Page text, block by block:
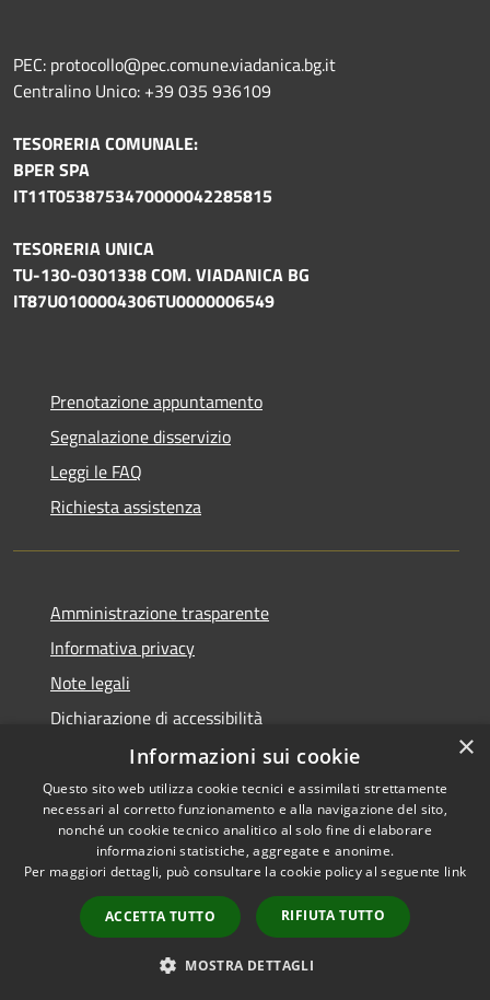
PEC: protocollo@pec.comune.viadanica.bg.it
Centralino Unico: +39 035 936109
TESORERIA COMUNALE:
BPER SPA
IT11T0538753470000042285815
TESORERIA UNICA
TU-130-0301338 COM. VIADANICA BG
IT87U0100004306TU0000006549
Prenotazione appuntamento
Segnalazione disservizio
Leggi le FAQ
Richiesta assistenza
Amministrazione trasparente
Informativa privacy
Note legali
Dichiarazione di accessibilità
Accessibilità
Privacy
Mappa del sito
Copyright © 2026 • Comune di
Viadanica • Powered by
Municipium•Accesso
redazione
×
Informazioni sui cookie
Questo sito web utilizza cookie tecnici e assimilati strettamente
necessari al corretto funzionamento e alla navigazione del sito,
nonché un cookie tecnico analitico al solo fine di elaborare
informazioni statistiche, aggregate e anonime.
Per maggiori dettagli, può consultare la cookie policy al seguente link
ACCETTA TUTTO RIFIUTA TUTTO
MOSTRA DETTAGLI